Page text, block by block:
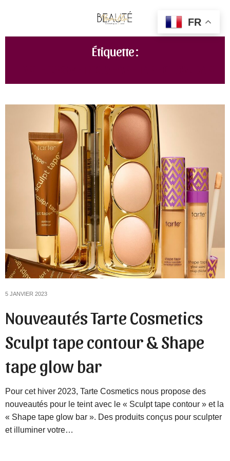
Étiquette :
5 JANVIER 2023
Nouveautés Tarte Cosmetics
Sculpt tape contour & Shape
tape glow bar
Pour cet hiver 2023, Tarte Cosmetics nous propose des
nouveautés pour le teint avec le « Sculpt tape contour » et la
« Shape tape glow bar ». Des produits conçus pour sculpter
et illuminer votre…
FR